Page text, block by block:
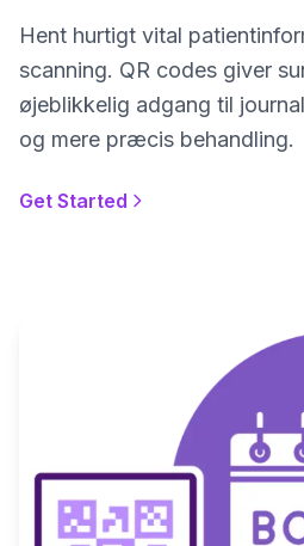
Hent hurtigt vital
scanning. QR codes giver
øjeblikkelig adgang til
og mere præcis behandling.
Get Started